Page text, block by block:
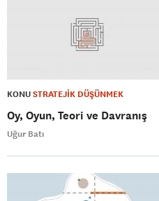
KONUSTRATEJİK DÜŞÜNMEK
Oy, Oyun, Teori ve Davranış
Uğur Batı